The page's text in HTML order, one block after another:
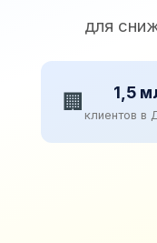
для
🏢 1,5
клиентов в